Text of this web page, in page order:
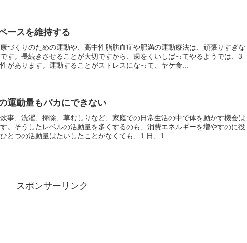
ースを維持する
づくりのための運動や、高中性脂肪血症や肥満の運動療法は、頑張りすぎな
す。長続きさせることが大切ですから、歯をくいしばってやるようでは、3
があります。運動することがストレスになって、ヤケ食...
運動量もバカにできない
事、洗濯、掃除、草むしりなど、家庭での日常生活の中で体を動かす機会は
。そうしたレベルの活動量を多くするのも、消費エネルギーを増やすのに役
とつの活動量はたいしたことがなくても、1 日、1 ...
スポンサーリンク